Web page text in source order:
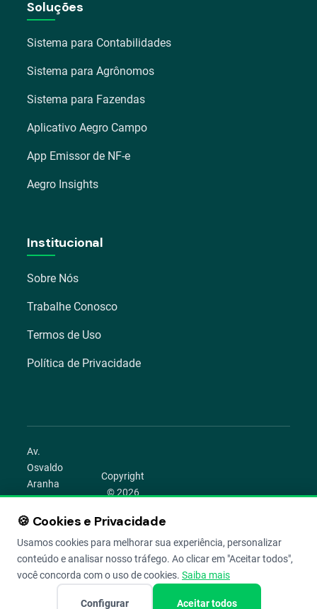
Soluções
Sistema para Contabilidades
Sistema para Agrônomos
Sistema para Fazendas
Aplicativo Aegro Campo
App Emissor de NF-e
Aegro Insights
Institucional
Sobre Nós
Trabalhe Conosco
Termos de Uso
Política de Privacidade
Av.
Osvaldo
Aranha
1022 –
Bom
Porto
Alegre –
RS
Copyright
© 2026
Todos os
direitos
reservados.
🍪 Cookies e Privacidade
Usamos cookies para melhorar sua experiência, personalizar
conteúdo e analisar nosso tráfego. Ao clicar em "Aceitar todos",
você concorda com o uso de cookies. Saiba mais
Configurar Aceitar todos